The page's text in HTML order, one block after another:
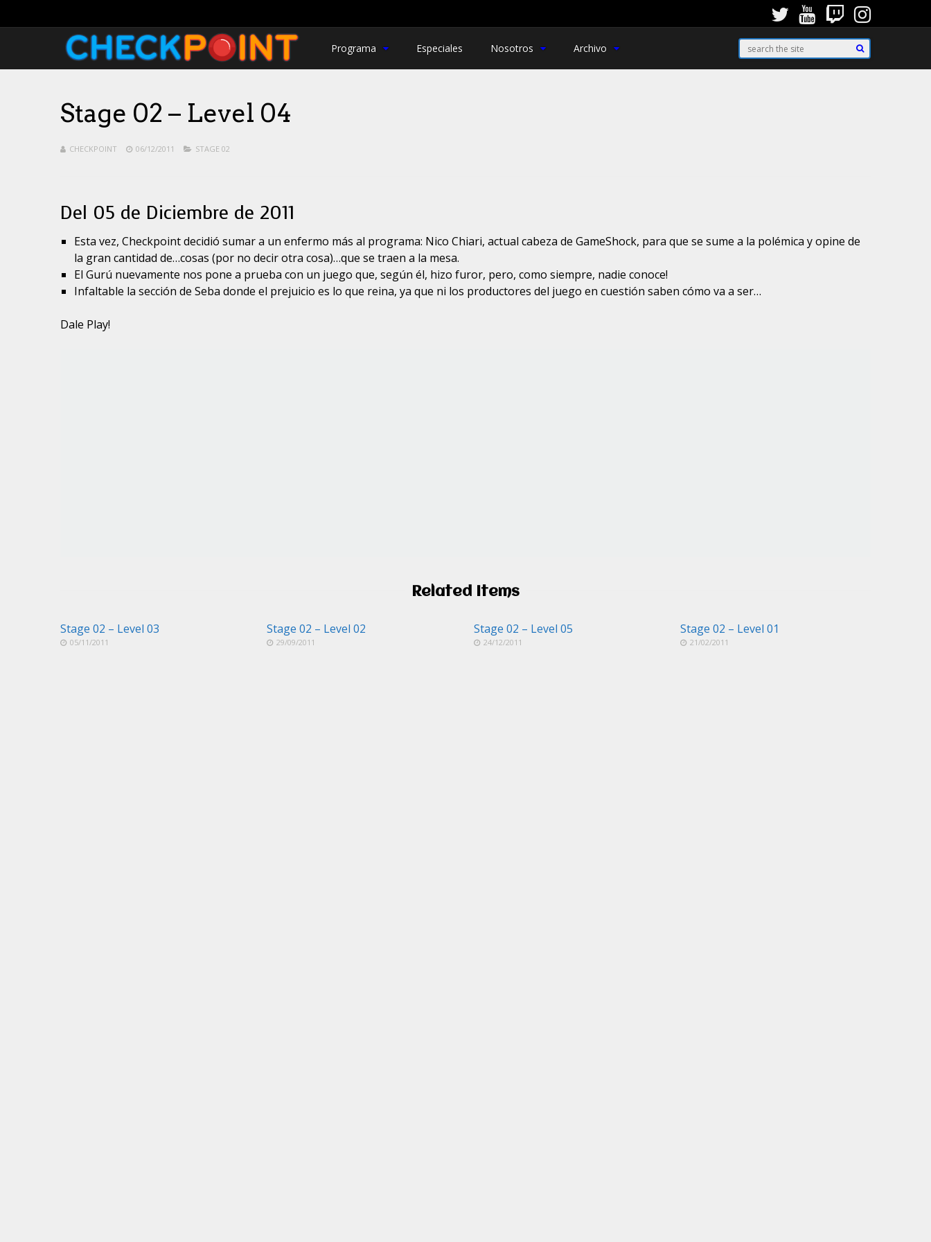
Programa Especiales Nosotros Archivo
Stage 02 – Level 04
CHECKPOINT 06/12/2011 STAGE 02
Del 05 de Diciembre de 2011
Esta vez, Checkpoint decidió sumar a un enfermo más al programa: Nico Chiari, actual cabeza de GameShock, para que se sume a la polémica y opine de
la gran cantidad de…cosas (por no decir otra cosa)…que se traen a la mesa.
El Gurú nuevamente nos pone a prueba con un juego que, según él, hizo furor, pero, como siempre, nadie conoce!
Infaltable la sección de Seba donde el prejuicio es lo que reina, ya que ni los productores del juego en cuestión saben cómo va a ser…
Dale Play!
Related Items
Stage 02 – Level 03
05/11/2011
Stage 02 – Level 02
29/09/2011
Stage 02 – Level 05
24/12/2011
Stage 02 – Level 01
21/02/2011